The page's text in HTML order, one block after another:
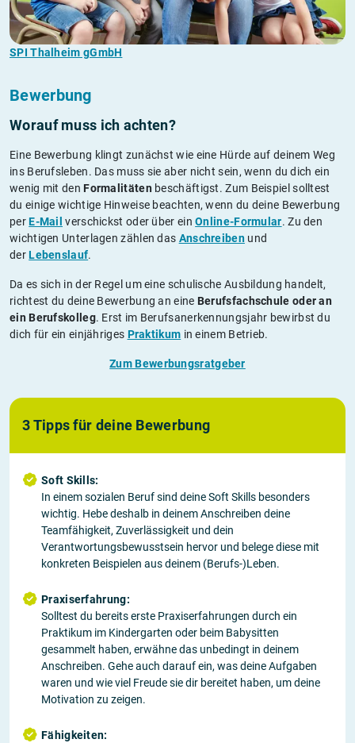
SPI Thalheim gGmbH
Bewerbung
Worauf muss ich achten?
Eine Bewerbung klingt zunächst wie eine Hürde auf deinem Weg
ins Berufsleben. Das muss sie aber nicht sein, wenn du dich ein
wenig mit den Formalitäten beschäftigst. Zum Beispiel solltest
du einige wichtige Hinweise beachten, wenn du deine Bewerbung
perE-Mail verschickst oder über einOnline-Formular. Zu den
wichtigen Unterlagen zählen das Anschreibenund
derLebenslauf.
Da es sich in der Regel um eine schulische Ausbildung handelt,
richtest du deine Bewerbung an eine Berufsfachschule oder an
ein Berufskolleg. Erst im Berufsanerkennungsjahr bewirbst du
dich für ein einjähriges Praktikum in einem Betrieb.
Zum Bewerbungsratgeber
3 Tipps für deine Bewerbung
Soft Skills:
In einem sozialen Beruf sind deine Soft Skills besonders
wichtig. Hebe deshalb in deinem Anschreiben deine
Teamfähigkeit, Zuverlässigkeit und dein
Verantwortungsbewusstsein hervor und belege diese mit
konkreten Beispielen aus deinem (Berufs-)Leben.
Praxiserfahrung:
Solltest du bereits erste Praxiserfahrungen durch ein
Praktikum im Kindergarten oder beim Babysitten
gesammelt haben, erwähne das unbedingt in deinem
Anschreiben. Gehe auch darauf ein, was deine Aufgaben
waren und wie viel Freude sie dir bereitet haben, um deine
Motivation zu zeigen.
Fähigkeiten: